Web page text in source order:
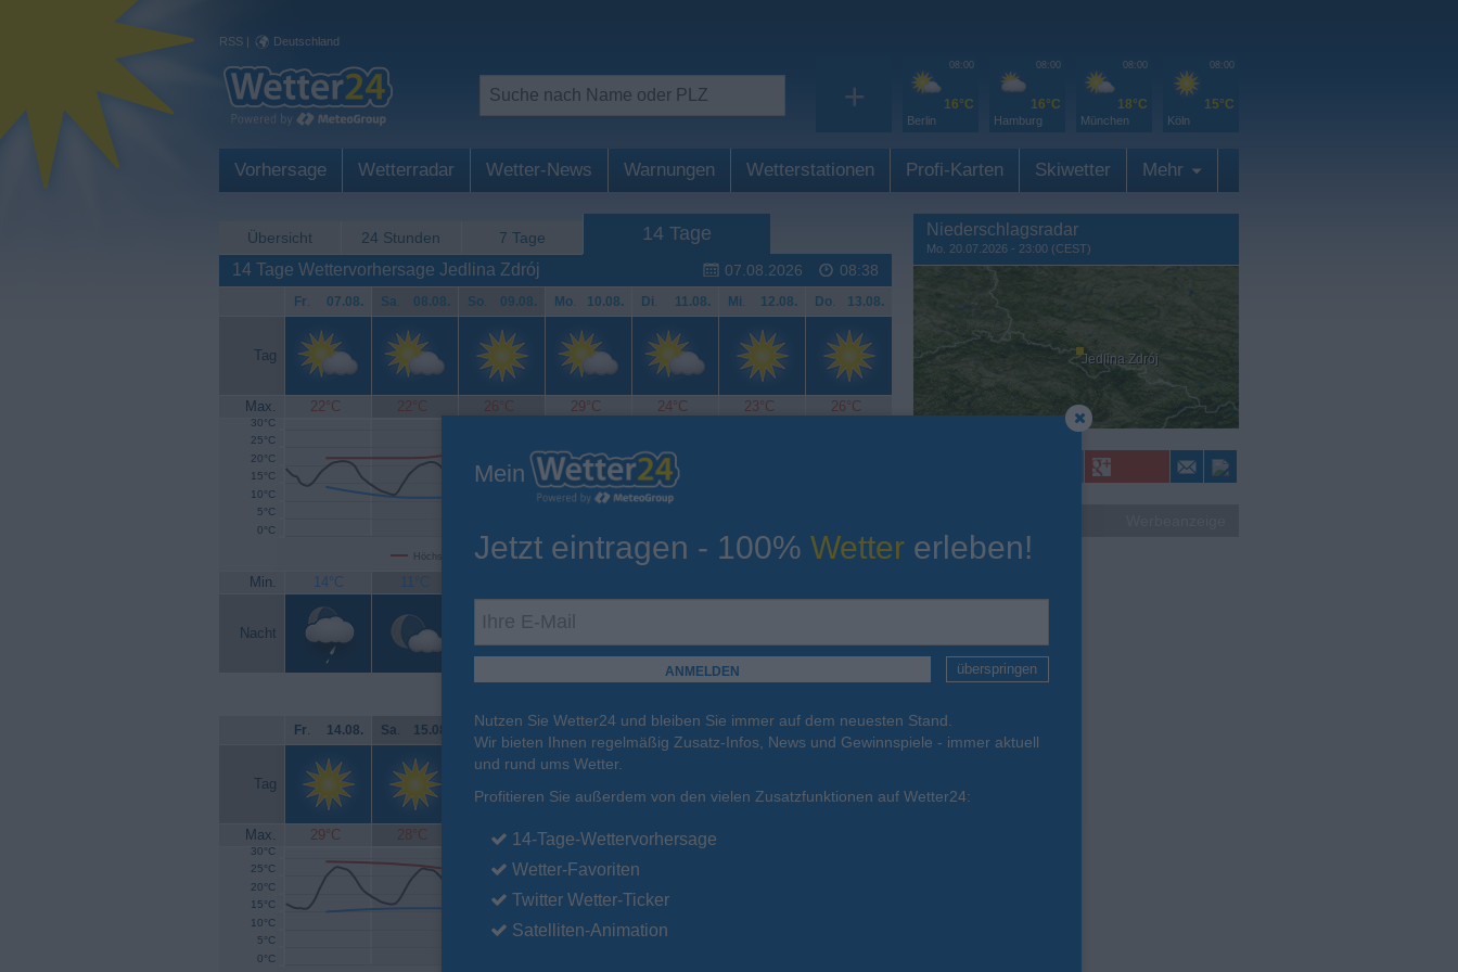
RSS | Deutschland
+
08:00
16°C
Berlin
08:00
16°C
Hamburg
08:00
18°C
München
08:00
15°C
Köln
Vorhersage Wetterradar Wetter-News Warnungen Wetterstationen Profi-Karten Skiwetter Mehr
Übersicht 24 Stunden 7 Tage 14 Tage
07.08.2026 08:38
14 Tage Wettervorhersage Jedlina Zdrój
Fr. 07.08. Sa. 08.08. So. 09.08. Mo. 10.08. Di. 11.08. Mi. 12.08. Do. 13.08.
Tag
Max. 22°C 22°C 26°C 29°C 24°C 23°C 26°C
Höchsttemperatur Tiefsttemperatur Aktuelle Temperatur
0°C
5°C
10°C
15°C
20°C
25°C
30°C
Min. 14°C 11°C
Nacht
Fr. 14.08. Sa. 15.08. So. 16.08. Mo. 17.08. Di. 18.08. Mi. 19.08. Do. 20.08.
Tag
Max. 29°C 28°C 25°C 23°C 19°C
0°C
5°C
10°C
15°C
20°C
25°C
30°C
Niederschlagsradar
Mo. 20.07.2026 - 23:00 (CEST)
Jedlina Zdrój
Mein
Jetzt eintragen - 100% Wetter erleben!
überspringen
Nutzen Sie Wetter24 und bleiben Sie immer auf dem neuesten Stand.
Wir bieten Ihnen regelmäßig Zusatz-Infos, News und Gewinnspiele - immer aktuell
und rund ums Wetter.
Profitieren Sie außerdem von den vielen Zusatzfunktionen auf Wetter24:
14-Tage-Wettervorhersage
Wetter-Favoriten
Twitter Wetter-Ticker
Satelliten-Animation